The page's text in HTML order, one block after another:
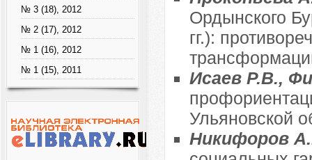
№ 3 (18), 2012
№ 2 (17), 2012
№ 1 (16), 2012
№ 1 (15), 2011
Ордынского
гг.):
Исаев Р.В.,
Ульяновской
Никифоров